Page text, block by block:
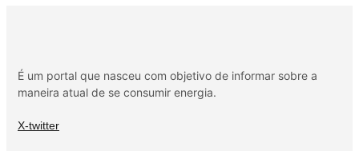
É um portal que nasceu com objetivo de informar sobre a
maneira atual de se consumir energia.
X-twitter